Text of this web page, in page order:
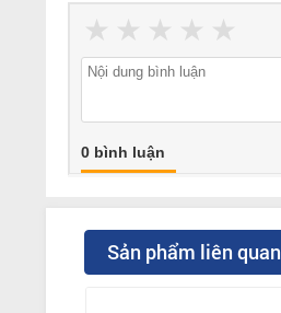
★
★
★
★
★
0 bình luận
Sản phẩm liên quan